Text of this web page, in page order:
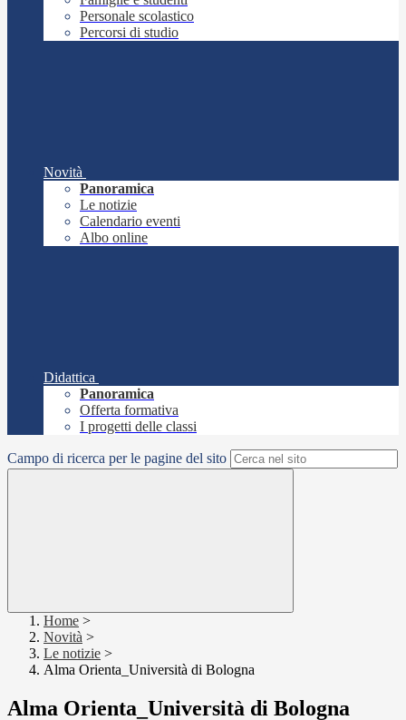
Personale scolastico
Percorsi di studio
Novità
Panoramica
Le notizie
Calendario eventi
Albo online
Didattica
Panoramica
Offerta formativa
I progetti delle classi
Campo di ricerca per le pagine del sito
Home >
Novità >
Le notizie >
Alma Orienta_Università di Bologna
Alma Orienta_Università di Bologna